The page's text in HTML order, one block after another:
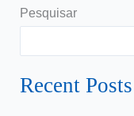
Pesquisar
Recent Posts